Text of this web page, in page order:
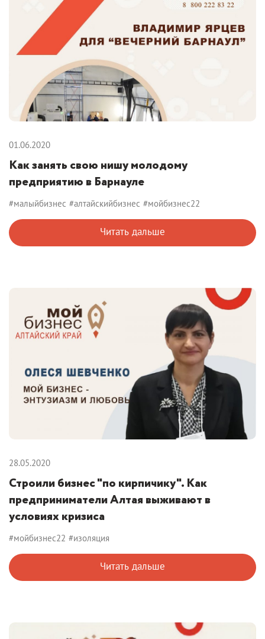
01.06.2020
Как занять свою нишу молодому
предприятию в Барнауле
#малыйбизнес #алтайскийбизнес #мойбизнес22
Читать дальше
28.05.2020
Строили бизнес "по кирпичику". Как
предприниматели Алтая выживают в
условиях кризиса
#мойбизнес22 #изоляция
Читать дальше